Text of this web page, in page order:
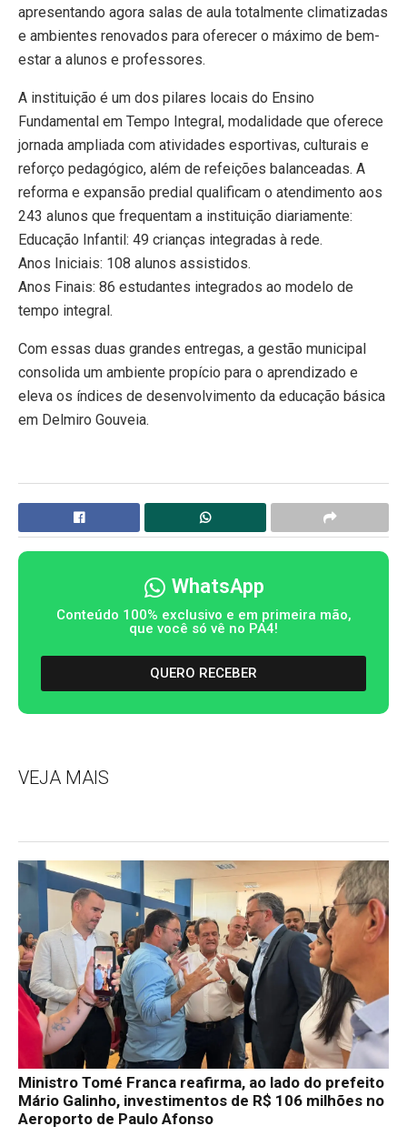
apresentando agora salas de aula totalmente climatizadas
e ambientes renovados para oferecer o máximo de bem-
estar a alunos e professores.
​A instituição é um dos pilares locais do Ensino
Fundamental em Tempo Integral, modalidade que oferece
jornada ampliada com atividades esportivas, culturais e
reforço pedagógico, além de refeições balanceadas. A
reforma e expansão predial qualificam o atendimento aos
243 alunos que frequentam a instituição diariamente:
​Educação Infantil: 49 crianças integradas à rede.
​Anos Iniciais: 108 alunos assistidos.
​Anos Finais: 86 estudantes integrados ao modelo de
tempo integral.
​Com essas duas grandes entregas, a gestão municipal
consolida um ambiente propício para o aprendizado e
eleva os índices de desenvolvimento da educação básica
em Delmiro Gouveia.
WhatsApp
Conteúdo 100% exclusivo e em primeira mão,
que você só vê no PA4!
QUERO RECEBER
VEJA MAIS
Ministro Tomé Franca reafirma, ao lado do prefeito
Mário Galinho, investimentos de R$ 106 milhões no
Aeroporto de Paulo Afonso